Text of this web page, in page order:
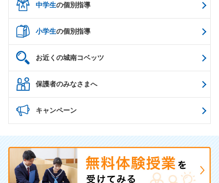
中学生の個別指導
小学生の個別指導
お近くの城南コベッツ
保護者のみなさまへ
キャンペーン